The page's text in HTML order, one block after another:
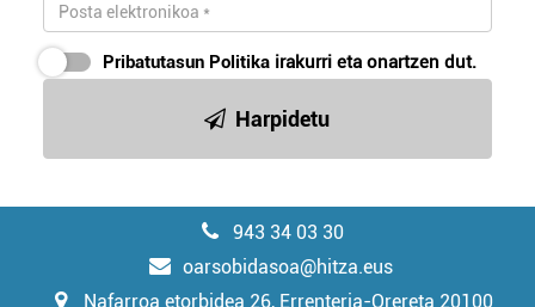
Pribatutasun Politika irakurri eta onartzen dut.
Harpidetu
943 34 03 30
oarsobidasoa@hitza.eus
Nafarroa etorbidea 26, Errenteria-Orereta 20100